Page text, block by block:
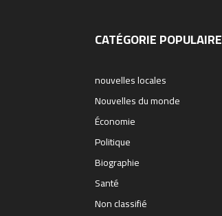
CATÉGORIE POPULAIRE
nouvelles locales
Nouvelles du monde
Économie
Politique
Biographie
Santé
Non classifié